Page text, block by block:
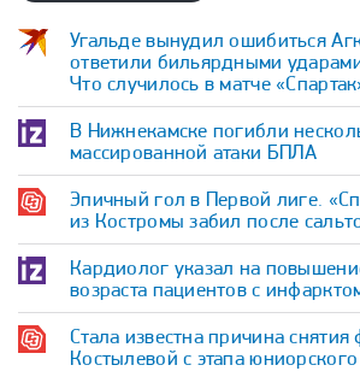
Угальде вынудил ошибиться
ответили бильярдными
Что случилось в матче
В Нижнекамске погибли
массированной атаки БПЛА
Эпичный гол в Первой лиге.
из Костромы забил после
Кардиолог указал на
возраста пациентов с
Стала известна причина снятия
Костылевой с этапа